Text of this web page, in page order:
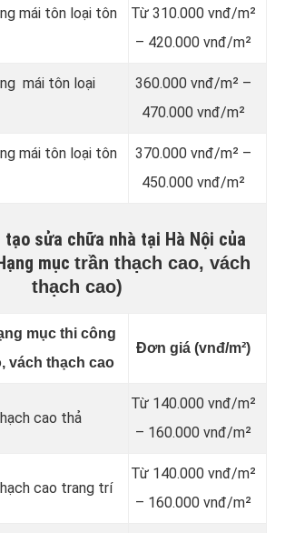
mái tôn loại tôn
Từ 310.000 vnđ/m²
– 420.000 vnđ/m²
mái tôn loại
360.000 vnđ/m² –
470.000 vnđ/m²
mái tôn loại tôn
370.000 vnđ/m² –
450.000 vnđ/m²
tạo sửa chữa nhà tại Hà Nội của
mục trần thạch cao, vách
thạch cao)
mục thi công
vách thạch cao
Đơn giá (vnđ/m²)
cao thả
Từ 140.000 vnđ/m²
– 160.000 vnđ/m²
cao trang trí
Từ 140.000 vnđ/m²
– 160.000 vnđ/m²